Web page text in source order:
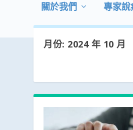
關於我們 專家說
月份: 2024 年 10 月